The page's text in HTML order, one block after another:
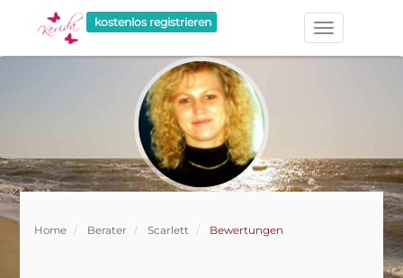
kostenlos registrieren
Home Berater Scarlett Bewertungen